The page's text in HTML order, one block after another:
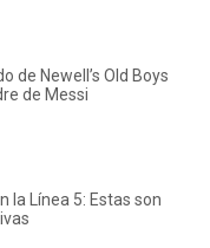
de Newell’s Old Boys
de Messi
la Línea 5: Estas son